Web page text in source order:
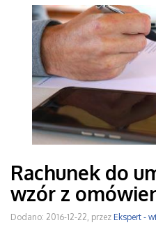
Rachunek do
wzór z
Dodano: 2016-12-22, przez Ekspert -